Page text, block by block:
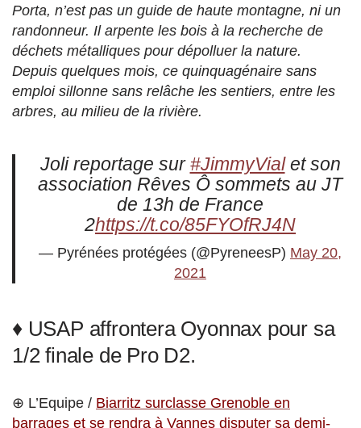
Porta, n’est pas un guide de haute montagne, ni un
randonneur. Il arpente les bois à la recherche de
déchets métalliques pour dépolluer la nature.
Depuis quelques mois, ce quinquagénaire sans
emploi sillonne sans relâche les sentiers, entre les
arbres, au milieu de la rivière.
Joli reportage sur #JimmyVialet son
association Rêves Ô sommets au JT
de 13h de France
2https://t.co/85FYOfRJ4N
— Pyrénées protégées (@PyreneesP) May 20,
2021
♦ USAP affrontera Oyonnax pour sa
1/2 finale de Pro D2.
⊕ L’Equipe / Biarritz surclasse Grenoble en
barrages et se rendra à Vannes disputer sa demi-